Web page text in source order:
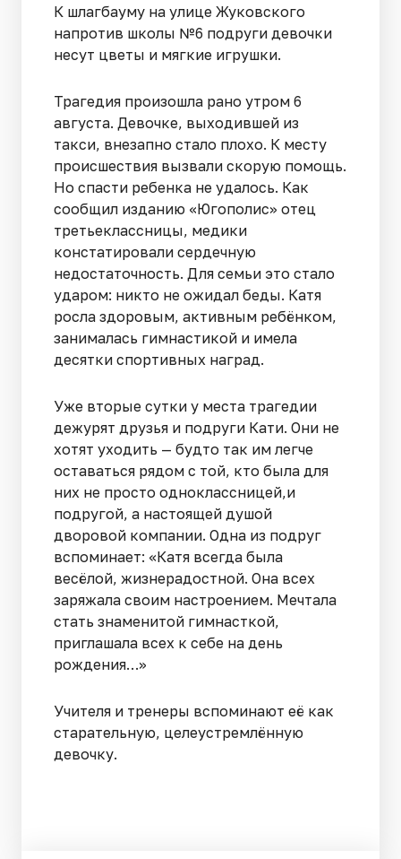
К шлагбауму на улице Жуковского
напротив школы №6 подруги девочки
несут цветы и мягкие игрушки.
Трагедия произошла рано утром 6
августа. Девочке, выходившей из
такси, внезапно стало плохо. К месту
происшествия вызвали скорую помощь.
Но спасти ребенка не удалось. Как
сообщил изданию «Югополис» отец
третьеклассницы, медики
констатировали сердечную
недостаточность. Для семьи это стало
ударом: никто не ожидал беды. Катя
росла здоровым, активным ребёнком,
занималась гимнастикой и имела
десятки спортивных наград.
Уже вторые сутки у места трагедии
дежурят друзья и подруги Кати. Они не
хотят уходить — будто так им легче
оставаться рядом с той, кто была для
них не просто одноклассницей,и
подругой, а настоящей душой
дворовой компании. Одна из подруг
вспоминает: «Катя всегда была
весёлой, жизнерадостной. Она всех
заряжала своим настроением. Мечтала
стать знаменитой гимнасткой,
приглашала всех к себе на день
рождения…»
Учителя и тренеры вспоминают её как
старательную, целеустремлённую
девочку.